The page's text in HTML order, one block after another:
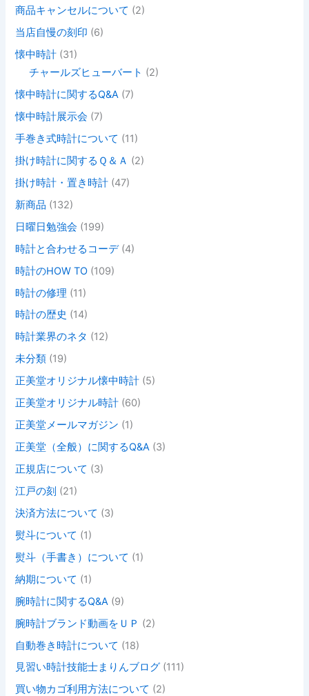
商品キャンセルについて (2)
当店自慢の刻印 (6)
懐中時計 (31)
チャールズヒューバート (2)
懐中時計に関するQ&A (7)
懐中時計展示会 (7)
手巻き式時計について (11)
掛け時計に関するＱ＆Ａ (2)
掛け時計・置き時計 (47)
新商品 (132)
日曜日勉強会 (199)
時計と合わせるコーデ(4)
時計のHOW TO (109)
時計の修理 (11)
時計の歴史 (14)
時計業界のネタ (12)
未分類 (19)
正美堂オリジナル懐中時計 (5)
正美堂オリジナル時計 (60)
正美堂メールマガジン (1)
正美堂（全般）に関するQ&A (3)
正規店について (3)
江戸の刻 (21)
決済方法について (3)
熨斗について (1)
熨斗（手書き）について (1)
納期について (1)
腕時計に関するQ&A (9)
腕時計ブランド動画をＵＰ (2)
自動巻き時計について (18)
見習い時計技能士まりんブログ (111)
買い物カゴ利用方法について (2)